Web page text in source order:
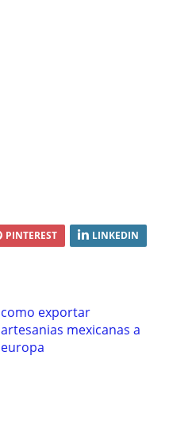
PINTEREST LINKEDIN
como exportar
artesanias mexicanas a
europa